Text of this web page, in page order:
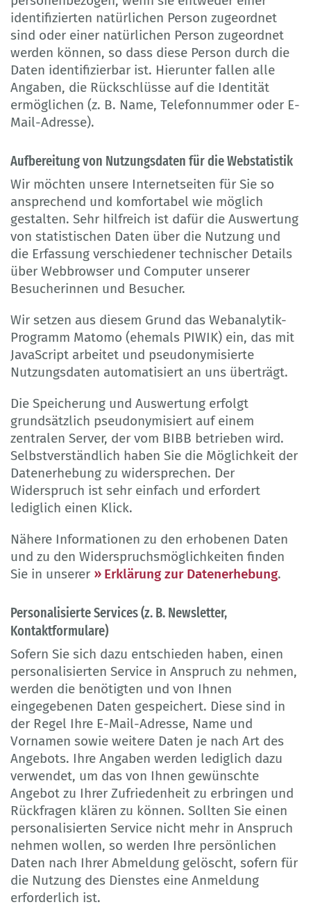
identifizierten natürlichen Person zugeordnet
sind oder einer natürlichen Person zugeordnet
werden können, so dass diese Person durch die
Daten identifizierbar ist. Hierunter fallen alle
Angaben, die Rückschlüsse auf die Identität
ermöglichen (z. B. Name, Telefonnummer oder E-
Mail-Adresse).
Aufbereitung von Nutzungsdaten für die Webstatistik
Wir möchten unsere Internetseiten für Sie so
ansprechend und komfortabel wie möglich
gestalten. Sehr hilfreich ist dafür die Auswertung
von statistischen Daten über die Nutzung und
die Erfassung verschiedener technischer Details
über Webbrowser und Computer unserer
Besucherinnen und Besucher.
Wir setzen aus diesem Grund das Webanalytik-
Programm Matomo (ehemals PIWIK) ein, das mit
JavaScript arbeitet und pseudonymisierte
Nutzungsdaten automatisiert an uns überträgt.
Die Speicherung und Auswertung erfolgt
grundsätzlich pseudonymisiert auf einem
zentralen Server, der vom BIBB betrieben wird.
Selbstverständlich haben Sie die Möglichkeit der
Datenerhebung zu widersprechen. Der
Widerspruch ist sehr einfach und erfordert
lediglich einen Klick.
Nähere Informationen zu den erhobenen Daten
und zu den Widerspruchsmöglichkeiten finden
Sie in unserer
Erklärung zur Datenerhebung.
Personalisierte Services (z. B. Newsletter,
Kontaktformulare)
Sofern Sie sich dazu entschieden haben, einen
personalisierten Service in Anspruch zu nehmen,
werden die benötigten und von Ihnen
eingegebenen Daten gespeichert. Diese sind in
der Regel Ihre E-Mail-Adresse, Name und
Vornamen sowie weitere Daten je nach Art des
Angebots. Ihre Angaben werden lediglich dazu
verwendet, um das von Ihnen gewünschte
Angebot zu Ihrer Zufriedenheit zu erbringen und
Rückfragen klären zu können. Sollten Sie einen
personalisierten Service nicht mehr in Anspruch
nehmen wollen, so werden Ihre persönlichen
Daten nach Ihrer Abmeldung gelöscht, sofern für
die Nutzung des Dienstes eine Anmeldung
erforderlich ist.